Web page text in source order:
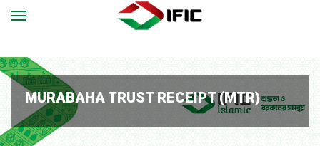
MURABAHA TRUST RECEIPT (MTR)